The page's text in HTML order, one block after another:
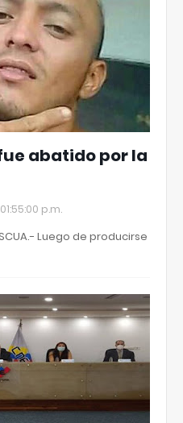
abatido por la
p.m.
Luego de producirse